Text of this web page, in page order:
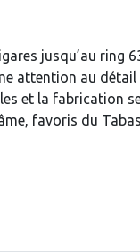
jusqu’au ring
attention au
et la fabrication
favoris du